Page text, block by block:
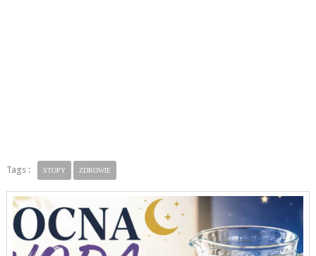
Tags : STOPY ZDROWIE